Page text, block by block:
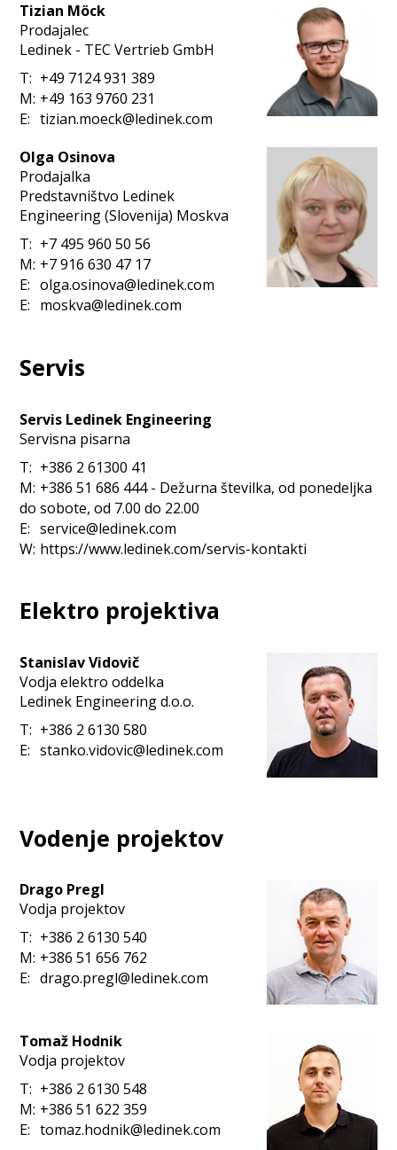
Tizian Möck
Prodajalec
Ledinek - TEC Vertrieb GmbH
T: +49 7124 931 389
M: +49 163 9760 231
E: tizian.moeck@ledinek.com
Olga Osinova
Prodajalka
Predstavništvo Ledinek
Engineering (Slovenija) Moskva
T: +7 495 960 50 56
M: +7 916 630 47 17
E: olga.osinova@ledinek.com
E: moskva@ledinek.com
Servis
Servis Ledinek Engineering
Servisna pisarna
T: +386 2 61300 41
M: +386 51 686 444 - Dežurna številka, od ponedeljka
do sobote, od 7.00 do 22.00
E: service@ledinek.com
W: https://www.ledinek.com/servis-kontakti
Elektro projektiva
Stanislav Vidovič
Vodja elektro oddelka
Ledinek Engineering d.o.o.
T: +386 2 6130 580
E: stanko.vidovic@ledinek.com
Vodenje projektov
Drago Pregl
Vodja projektov
T: +386 2 6130 540
M: +386 51 656 762
E: drago.pregl@ledinek.com
Tomaž Hodnik
Vodja projektov
T: +386 2 6130 548
M: +386 51 622 359
E: tomaz.hodnik@ledinek.com